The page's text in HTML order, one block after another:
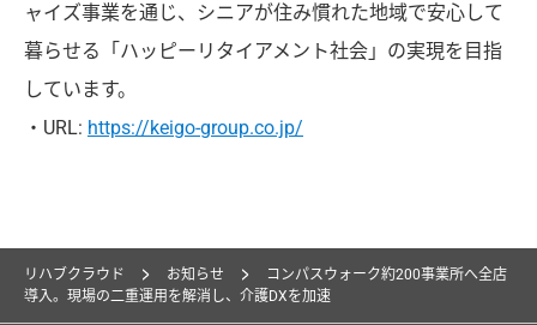
ャイズ事業を通じ、シニアが住み慣れた地域で安心して
暮らせる「ハッピーリタイアメント社会」の実現を目指
しています。
・URL: https://keigo-group.co.jp/
リハブクラウド お知らせ
コンパスウォーク約200事業所へ全店
導入。現場の二重運用を解消し、介護DXを加速